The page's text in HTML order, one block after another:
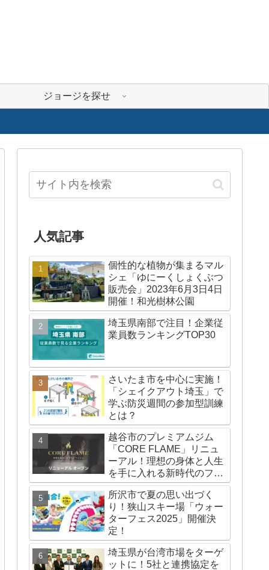
ジョージを探せ
人気記事
個性的な植物が集まるマル
シェ「ゆにーくしょくぶつ
販売会」2023年6月3日4日
開催！和光樹林公園
埼玉県南部で注目！企業従
業員数ランキングTOP30
さいたま市を中心に実施！
「シェイクアウト埼玉」で
学ぶ防災週間の参加型訓練
とは？
越谷市のプレミアムジム
「CORE FLAME」リニュ
ーアル！理想の身体と人生
を手に入れる新時代のフィ
ットネス体験とは
所沢市で夏の思い出づく
り！狭山スキー場「ウォー
ターフェス2025」開催決
定！
埼玉県が台湾市場をターゲ
ットに！5社と連携協定を